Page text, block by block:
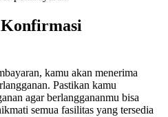
kamu akan menerima
Pastikan kamu
agar berlanggananmu bisa
semua fasilitas yang tersedia